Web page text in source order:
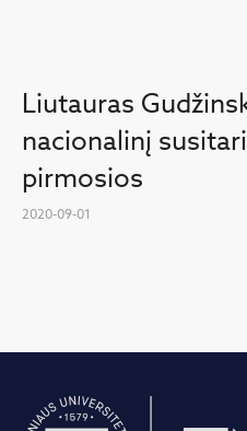
Liutauras
nacionalinį
pirmosios
2020-09-01